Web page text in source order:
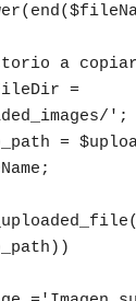
a copiar
=
';
=